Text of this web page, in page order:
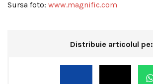
Sursa foto: www.magnific.com
Distribuie articolul pe: